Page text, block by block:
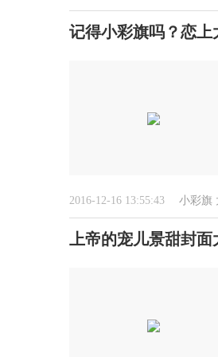
记得小彩旗吗？恋上
2016-12-16 13:55:43 小彩旗
上帝的宠儿景甜封面